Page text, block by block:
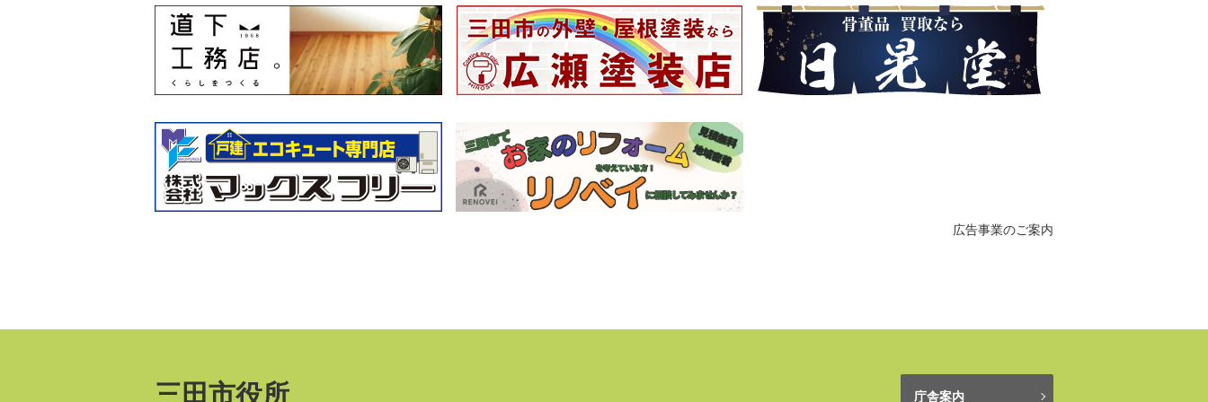
広告事業のご案内
三田市役所 庁舎案内